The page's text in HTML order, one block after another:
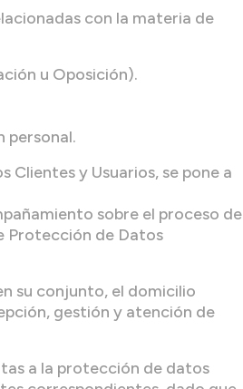
con la materia de
u Oposición).
personal.
y Usuarios, se pone a
sobre el proceso de
Protección de Datos
su conjunto, el domicilio
gestión y atención de
a la protección de datos